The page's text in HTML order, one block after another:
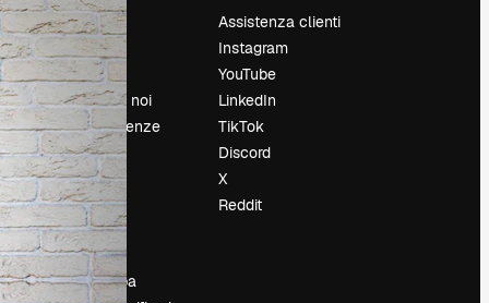
Prezzi
Chi siamo
Recensioni
Lavora con noi
Cerca tendenze
Blog
Eventi
Slidesgo
Vendi i tuoi
contenuti
Sala stampa
Assistenza clienti
Instagram
YouTube
LinkedIn
TikTok
Discord
X
Reddit